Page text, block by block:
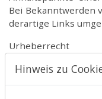
Bei Bekanntwerden
derartige Links
Urheberrecht
Die durch die
Hinweis zu